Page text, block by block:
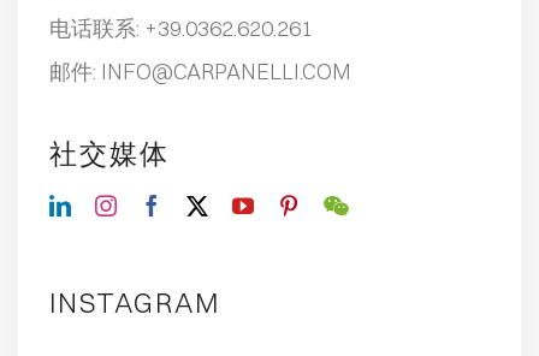
电话联系: +39.0362.620.261
邮件: INFO@CARPANELLI.COM
社交媒体
INSTAGRAM